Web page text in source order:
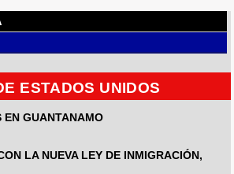
ESTADOS UNIDOS
EN GUANTANAMO
LA NUEVA LEY DE INMIGRACIÓN,